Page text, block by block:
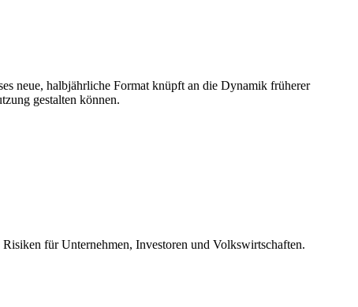
neue, halbjährliche Format knüpft an die Dynamik früherer
gestalten können.
für Unternehmen, Investoren und Volkswirtschaften.